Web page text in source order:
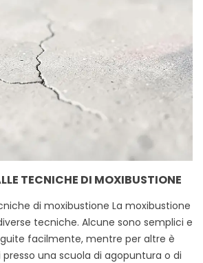
TECNICHE DI MOXIBUSTIONE
di moxibustione La moxibustione
tecniche. Alcune sono semplici e
facilmente, mentre per altre è
una scuola di agopuntura o di